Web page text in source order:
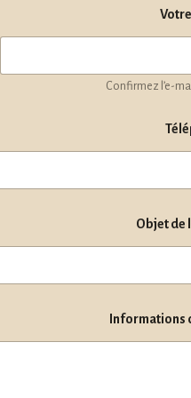
Confirmez l’e-
Objet de
Informations